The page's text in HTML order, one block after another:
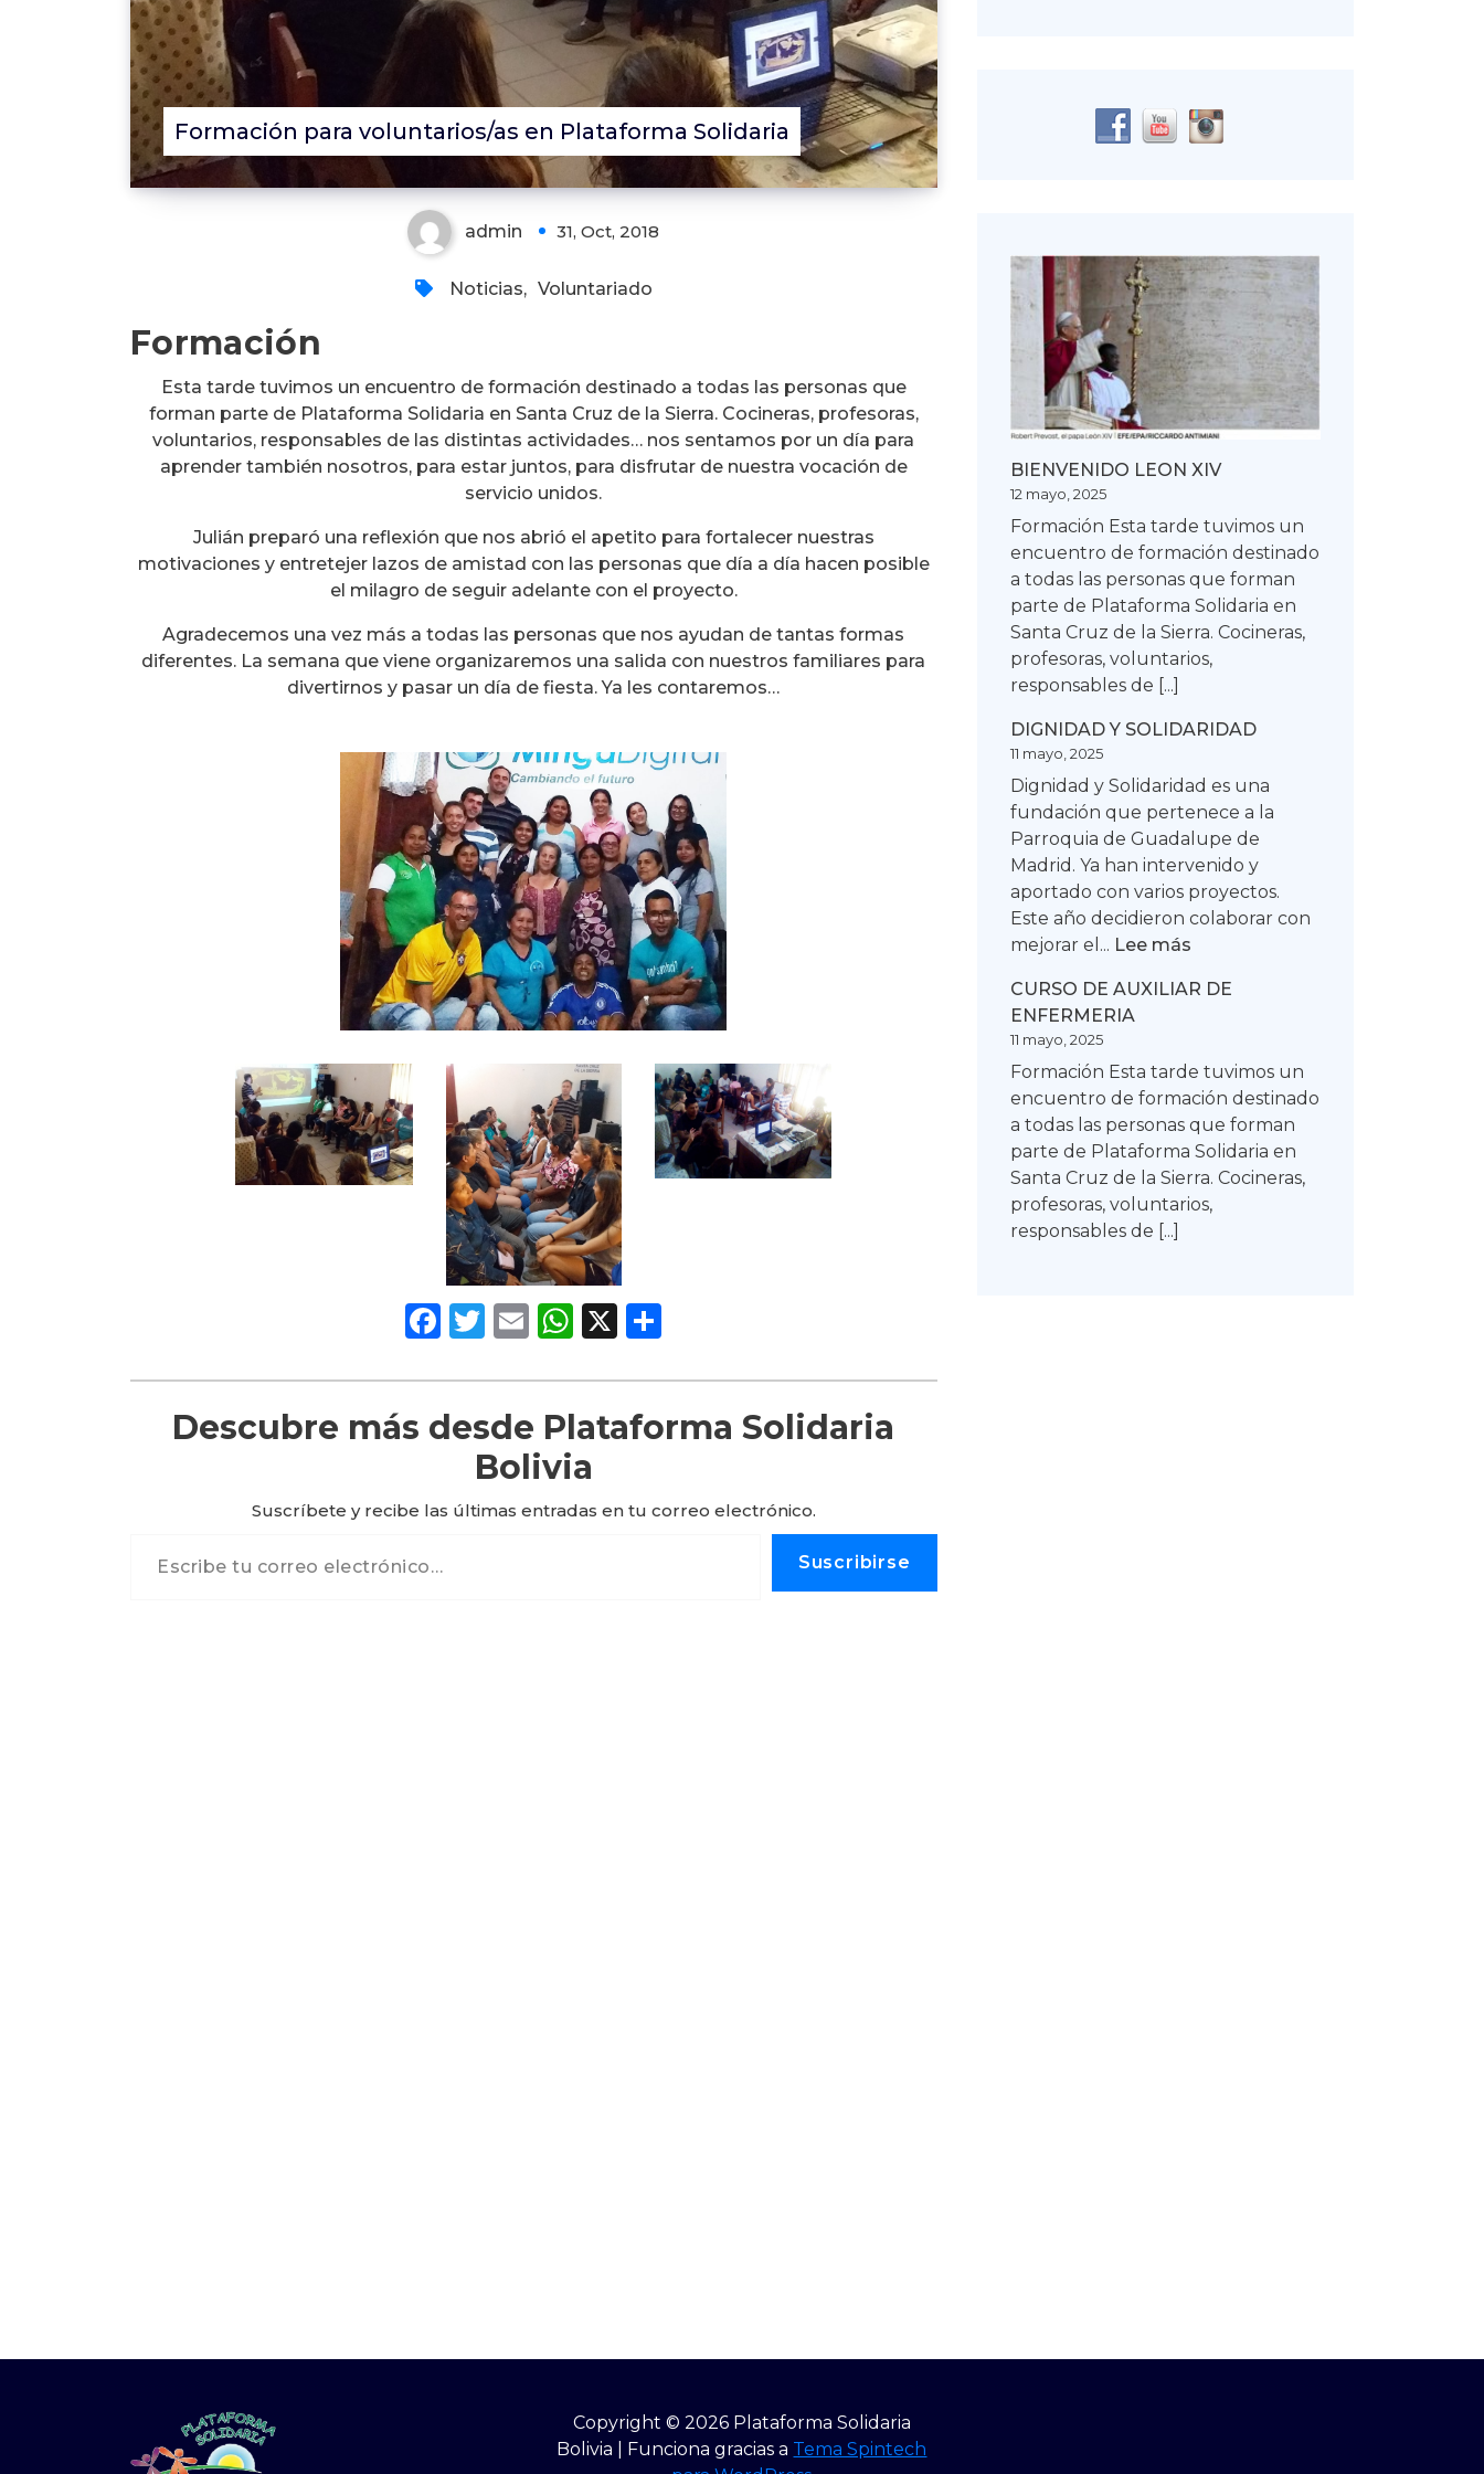
Formación para voluntarios/as en Plataforma Solidaria
admin 31, Oct, 2018
Noticias, Voluntariado
Formación
Esta tarde tuvimos un encuentro de formación destinado a todas las personas que
forman parte de Plataforma Solidaria en Santa Cruz de la Sierra. Cocineras, profesoras,
voluntarios, responsables de las distintas actividades… nos sentamos por un día para
aprender también nosotros, para estar juntos, para disfrutar de nuestra vocación de
servicio unidos.
Julián preparó una reflexión que nos abrió el apetito para fortalecer nuestras
motivaciones y entretejer lazos de amistad con las personas que día a día hacen posible
el milagro de seguir adelante con el proyecto.
Agradecemos una vez más a todas las personas que nos ayudan de tantas formas
diferentes. La semana que viene organizaremos una salida con nuestros familiares para
divertirnos y pasar un día de fiesta. Ya les contaremos…
Facebook
Twitter
EmailWhatsApp
X
Descubre más desde Plataforma Solidaria
Bolivia
Suscríbete y recibe las últimas entradas en tu correo electrónico.
Suscribirse
BIENVENIDO LEON XIV
12 mayo, 2025
Formación Esta tarde tuvimos un
encuentro de formación destinado
a todas las personas que forman
parte de Plataforma Solidaria en
Santa Cruz de la Sierra. Cocineras,
profesoras, voluntarios,
responsables de [...]
DIGNIDAD Y SOLIDARIDAD
11 mayo, 2025
Dignidad y Solidaridad es una
fundación que pertenece a la
Parroquia de Guadalupe de
Madrid. Ya han intervenido y
aportado con varios proyectos.
Este año decidieron colaborar con
mejorar el... Lee más:
Y
CURSO DE AUXILIAR DE
ENFERMERIA
11 mayo, 2025
Formación Esta tarde tuvimos un
encuentro de formación destinado
a todas las personas que forman
parte de Plataforma Solidaria en
Santa Cruz de la Sierra. Cocineras,
profesoras, voluntarios,
responsables de [...]
Copyright © 2026 Plataforma Solidaria
Bolivia | Funciona gracias a Tema Spintech